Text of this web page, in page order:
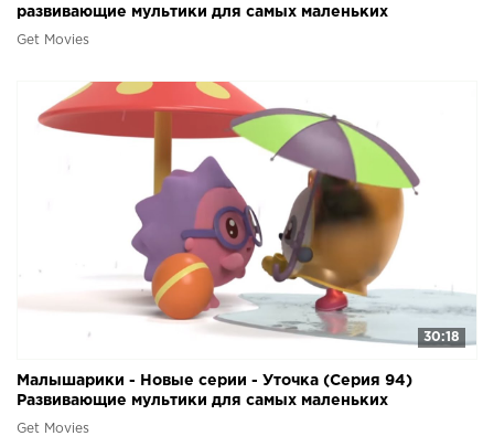
развивающие мультики для самых маленьких
Get Movies
30:18
Малышарики - Новые серии - Уточка (Серия 94)
Развивающие мультики для самых маленьких
Get Movies